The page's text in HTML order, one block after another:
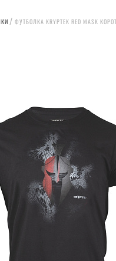
ФУТБОЛКА KRYPTEK RED MASK